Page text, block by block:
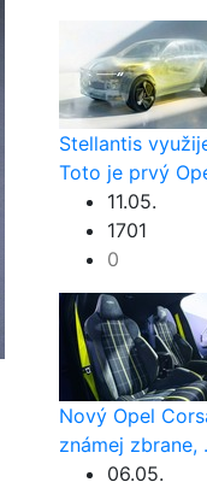
Stellantis
Toto je prvý
11.05.
1701
0
Nový Opel
známej zbrane,
06.05.